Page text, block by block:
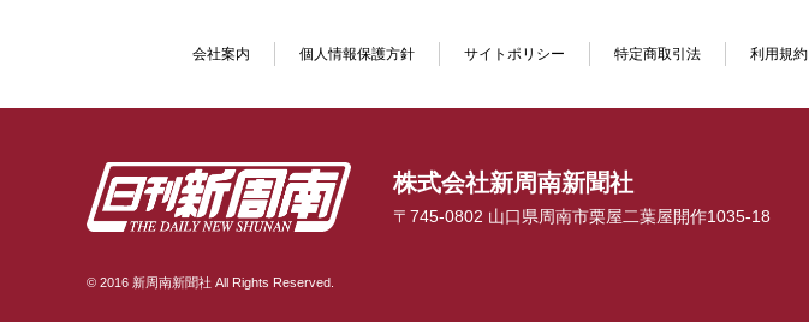
会社案内 個人情報保護方針 サイトポリシー 特定商取引法 利用規約
株式会社新周南新聞社
〒745-0802 山口県周南市栗屋二葉屋開作1035-18
© 2016 新周南新聞社 All Rights Reserved.